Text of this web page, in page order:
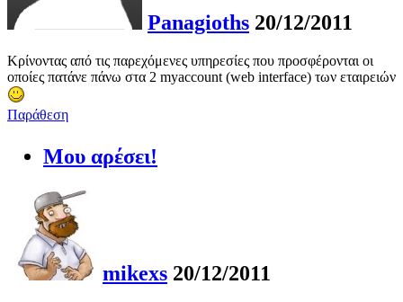
Panagioths 20/12/2011
Κρίνοντας από τις παρεχόμενες υπηρεσίες που προσφέρονται οι
οποίες πατάνε πάνω στα 2 myaccount (web interface) των εταιρειών
Παράθεση
Μου αρέσει!
mikexs 20/12/2011